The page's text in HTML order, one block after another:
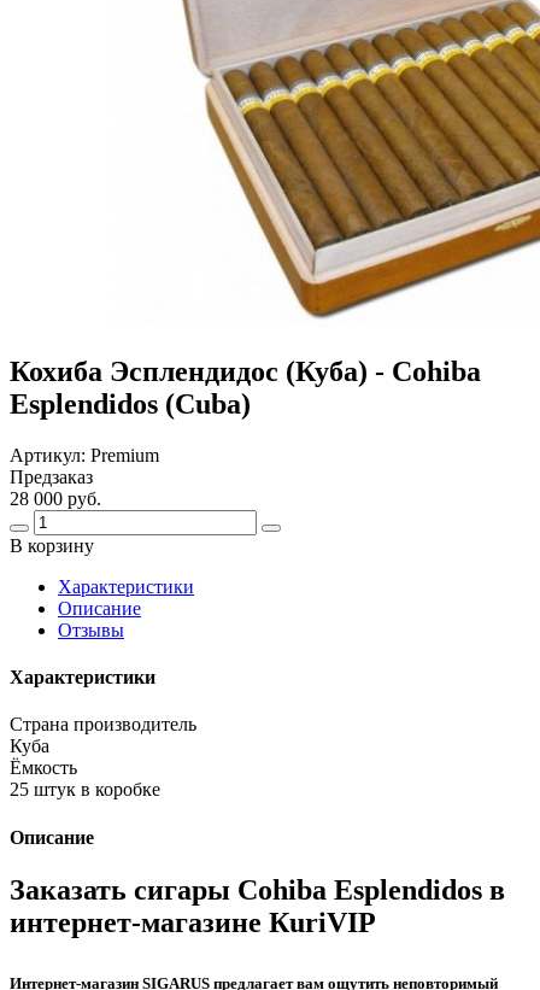
Кохиба Эсплендидос (Куба) - Cohiba
Esplendidos (Cuba)
Артикул: Premium
Предзаказ
28 000 руб.
В корзину
Харaктеристики
Описание
Отзывы
Характеристики
Страна производитель
Куба
Ёмкость
25 штук в коробке
Описание
Заказать сигары Cohiba Esplendidos в
интернет-магазине КuriVIP
Интернет-магазин SIGARUS предлагает вам ощутить неповторимый